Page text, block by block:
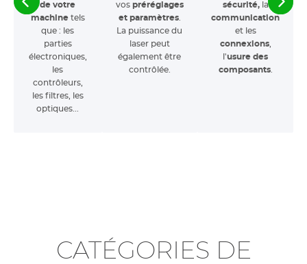
de votre
machine tels
que : les
parties
électroniques,
les
contrôleurs,
les filtres, les
optiques...
vos préréglages
et paramètres.
La puissance du
laser peut
également être
contrôlée.
sécurité,la
communication
et les
connexions,
l'usure des
composants.
CATÉGORIES DE